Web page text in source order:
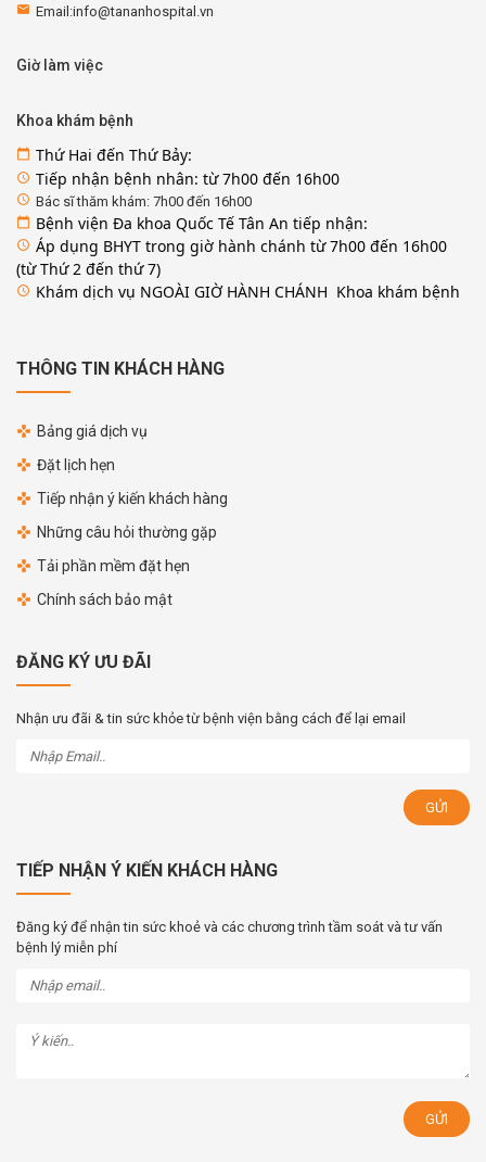
email Email:info@tananhospital.vn
Giờ làm việc
Khoa khám bệnh
calendar_today Thứ Hai đến Thứ Bảy:
access_time Tiếp nhận bệnh nhân: từ 7h00 đến 16h00
access_time Bác sĩ thăm khám: 7h00 đến 16h00
calendar_today Bệnh viện Đa khoa Quốc Tế Tân An tiếp nhận:
access_time Áp dụng BHYT trong giờ hành chánh từ 7h00 đến 16h00
(từ Thứ 2 đến thứ 7)
access_time Khám dịch vụ NGOÀI GIỜ HÀNH CHÁNH Khoa khám bệnh
THÔNG TIN KHÁCH HÀNG
Bảng giá dịch vụ
Đặt lịch hẹn
Tiếp nhận ý kiến khách hàng
Những câu hỏi thường gặp
Tải phần mềm đặt hẹn
Chính sách bảo mật
ĐĂNG KÝ ƯU ĐÃI
Nhận ưu đãi & tin sức khỏe từ bệnh viện bằng cách để lại email
TIẾP NHẬN Ý KIẾN KHÁCH HÀNG
Đăng ký để nhận tin sức khoẻ và các chương trình tầm soát và tư vấn
bệnh lý miễn phí